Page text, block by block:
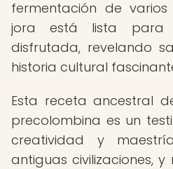
fermentación de
jora está lista para
disfrutada, revelando
historia cultural
Esta receta ancestral
precolombina es un
creatividad y
antiguas civilizaciones,